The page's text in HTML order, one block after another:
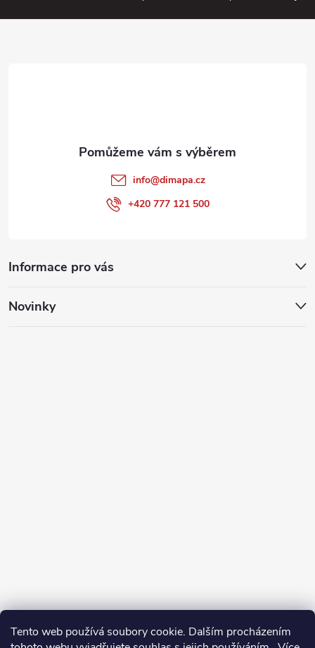
Tento web používá soubory cookie. Dalším procházením
a
Informace pro vás
Novinky
info@dimapa.cz
+420 777 121 500